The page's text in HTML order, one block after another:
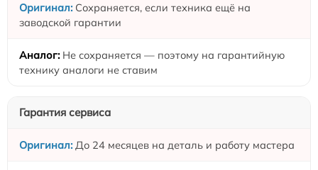
Сохраняется, если техника ещё на
заводской гарантии
Не сохраняется — поэтому на гарантийную
технику аналоги не ставим
Гарантия сервиса
До 24 месяцев на деталь и работу мастера